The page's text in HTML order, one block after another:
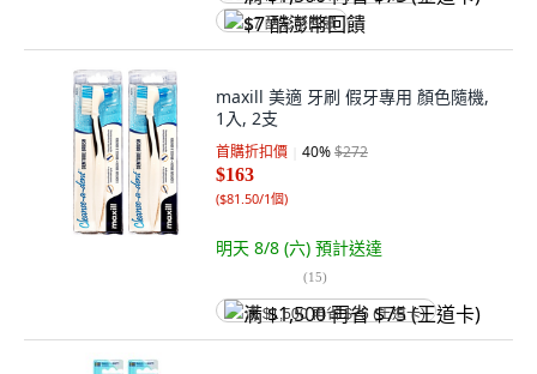
$7 酷澎幣回饋
maxill 美適 牙刷 假牙專用 顏色隨機,
1入, 2支
首購折扣價 40%$272
$163
($81.50/1個)
明天 8/8 (六) 預計送達
(15)
满 $1,500 再省 $75 (王道卡)